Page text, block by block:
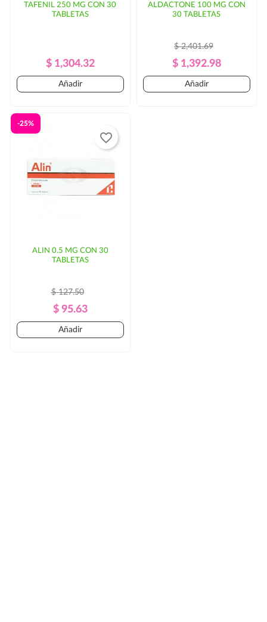
TAFENIL 250 MG CON 30
TABLETAS
Precio
Regular
Precio
$ 1,304.32
Añadir
ALDACTONE 100 MG CON
30 TABLETAS
Precio
Regular
$ 2,401.69
Precio
$ 1,392.98
Añadir
ALIN 0.5 MG CON 30
TABLETAS
Precio
Regular
$ 127.50
Precio
$ 95.63
-25%
Añadir
favorite_border